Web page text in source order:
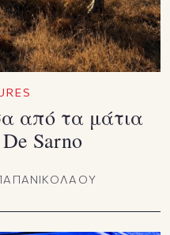
από τα μάτια
Sarno